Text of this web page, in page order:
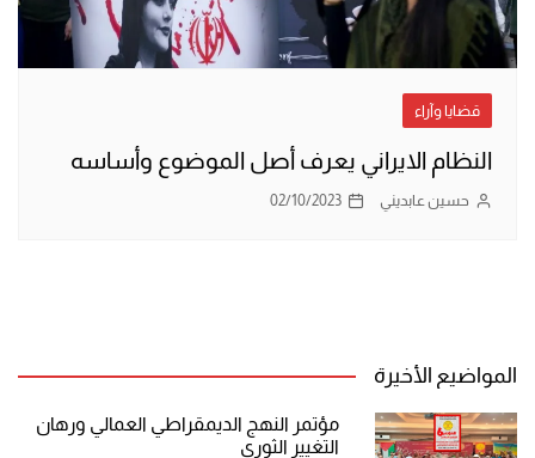
قضايا وآراء
النظام الايراني يعرف أصل الموضوع وأساسه
حسين عابديني 02/10/2023
المواضيع الأخيرة
مؤتمر النهج الديمقراطي العمالي ورهان
التغيير الثوري